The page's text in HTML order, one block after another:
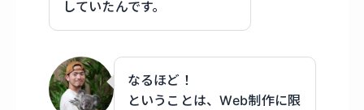
していたんです。
なるほど！
ということは、Web制作に限